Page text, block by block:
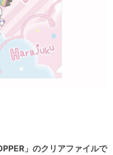
」のクリアファイルで